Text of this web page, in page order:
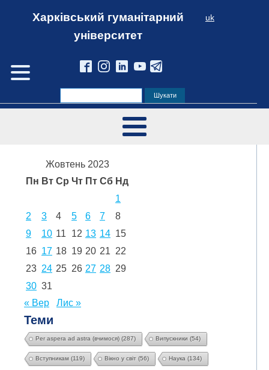
Харківський гуманітарний
університет
uk
Жовтень 2023
Пн Вт Ср Чт Пт Сб Нд
1
2
3 4 5 6 7
8
9
10 11 12 13 14 15
16 17 18 19 20 21 22
23 24 25 26 27 28 29
30 31
« Вер
Лис »
Теми
Per aspera ad astra (вчимося) (287) Випускники (54)
Вступникам (119) Вікно у світ (56) Наука (134)